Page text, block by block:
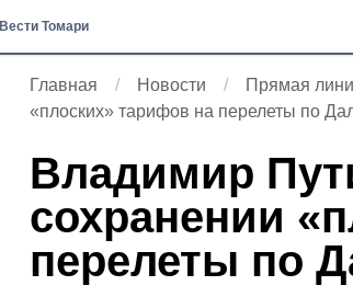
Вести Томари
Главная Новости Прямая
«плоских» тарифов на перелеты по
Владимир
сохранении
перелеты по